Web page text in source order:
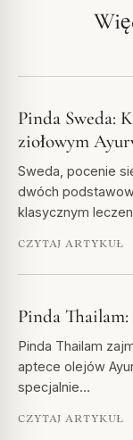
Pinda Sweda:
ziołowym
Sweda, pocenie
dwóch
klasycznym
CZYTAJ ARTYKUŁ
Pinda
Pinda Thailam
aptece olejów
specjalnie…
CZYTAJ ARTYKUŁ